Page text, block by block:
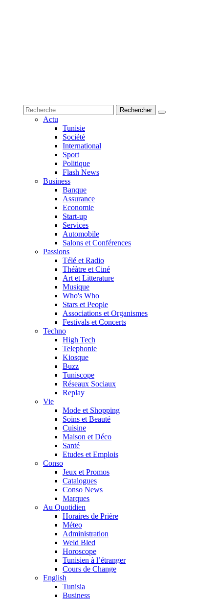
Actu
Tunisie
Société
International
Sport
Politique
Flash News
Business
Banque
Assurance
Economie
Start-up
Services
Automobile
Salons et Conférences
Passions
Télé et Radio
Théàtre et Ciné
Art et Litterature
Musique
Who's Who
Stars et People
Associations et Organismes
Festivals et Concerts
Techno
High Tech
Telephonie
Kiosque
Buzz
Tuniscope
Réseaux Sociaux
Replay
Vie
Mode et Shopping
Soins et Beauté
Cuisine
Maison et Déco
Santé
Etudes et Emplois
Conso
Jeux et Promos
Catalogues
Conso News
Marques
Au Quotidien
Horaires de Prière
Méteo
Administration
Weld Bled
Horoscope
Tunisien à l’étranger
Cours de Change
English
Tunisia
Business